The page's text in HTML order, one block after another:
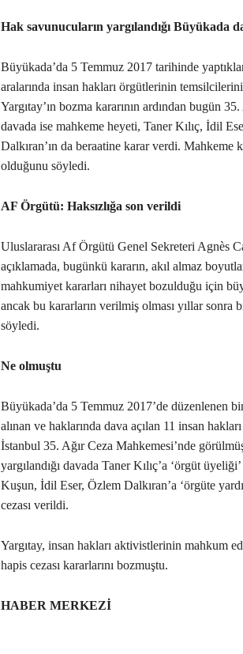
Hak savunucuların yargılandığı Büyükada
Büyükada’da 5 Temmuz 2017 tarihinde
aralarında insan hakları örgütlerinin
Yargıtay’ın bozma kararının ardından bugün
davada ise mahkeme heyeti, Taner Kılıç, İdil
Dalkıran’ın da beraatine karar verdi. Mahkeme
olduğunu söyledi.
AF Örgütü: Haksızlığa son verildi
Uluslararası Af Örgütü Genel Sekreteri Agnès
açıklamada, bugünkü kararın, akıl almaz
mahkumiyet kararları nihayet bozulduğu için
ancak bu kararların verilmiş olması yıllar sonra
söyledi.
Ne olmuştu
Büyükada’da 5 Temmuz 2017’de düzenlenen bir
alınan ve haklarında dava açılan 11 insan
İstanbul 35. Ağır Ceza Mahkemesi’nde
yargılandığı davada Taner Kılıç’a ‘örgüt
Kuşun, İdil Eser, Özlem Dalkıran’a ‘örgüte
cezası verildi.
Yargıtay, insan hakları aktivistlerinin mahkum
hapis cezası kararlarını bozmuştu.
HABER MERKEZİ